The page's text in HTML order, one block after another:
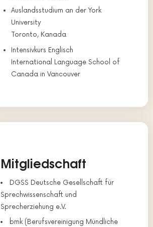
Auslandsstudium an der York
University
Toronto, Kanada
Intensivkurs Englisch
International Language School of
Canada in Vancouver
Mitgliedschaft
DGSS Deutsche Gesellschaft für
Sprechwissenschaft und
Sprecherziehung e.V.
bmk (Berufsvereinigung Mündliche